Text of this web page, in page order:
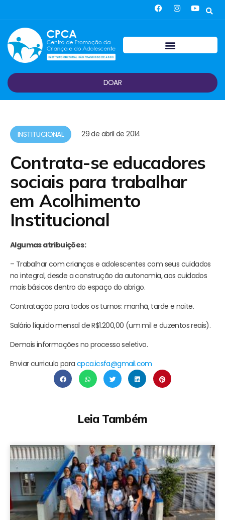
DOAR
INSTITUCIONAL 29 de abril de 2014
Contrata-se educadores
sociais para trabalhar
em Acolhimento
Institucional
Algumas atribuições:
– Trabalhar com crianças e adolescentes com seus cuidados
no integral, desde a construção da autonomia, aos cuidados
mais básicos dentro do espaço do abrigo.
Contratação para todos os turnos: manhã, tarde e noite.
Salário líquido mensal de R$1.200,00 (um mil e duzentos reais).
Demais informações no processo seletivo.
Enviar curriculo para cpca.icsfa@gmail.com
Leia Também